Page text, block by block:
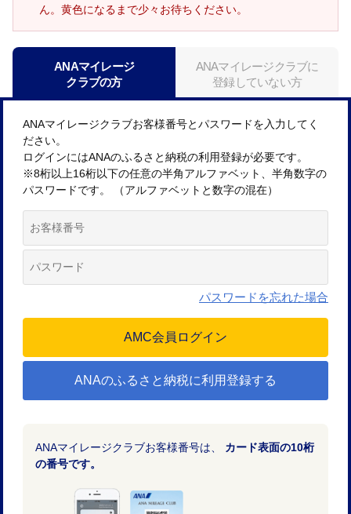
ん。黄色になるまで少々お待ちください。
ANAマイレージ
クラブの方
ANAマイレージクラブに
登録していない方
ANAマイレージクラブお客様番号とパスワードを入力してく
ださい。
ログインにはANAのふるさと納税の利用登録が必要です。
※8桁以上16桁以下の任意の半角アルファベット、半角数字の
パスワードです。 （アルファベットと数字の混在）
パスワードを忘れた場合
ANAのふるさと納税に利用登録する
ANAマイレージクラブお客様番号は、 カード表面の10桁
の番号です。